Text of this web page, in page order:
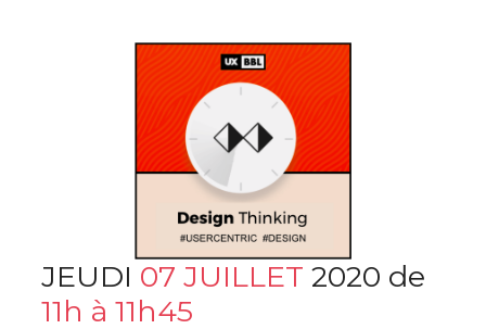
JEUDI 07 JUILLET 2020 de
11h à 11h45